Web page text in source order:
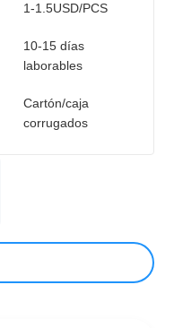
1-1.5USD/PCS
10-15 días
laborables
Cartón/caja
corrugados